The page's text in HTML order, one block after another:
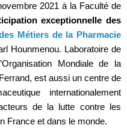
2021 à la Faculté de
exceptionnelle des
Métiers de la Pharmacie
Hounmenou. Laboratoire de
Mondiale de la
est aussi un centre de
internationalement
de la lutte contre les
France et dans le monde.